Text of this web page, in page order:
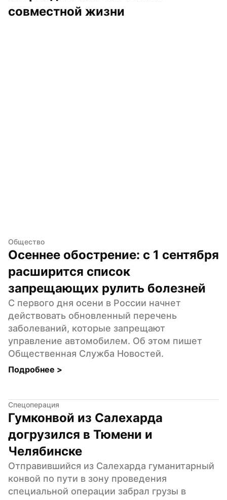
совместной жизни
Общество
Осеннее обострение: с 1 сентября
расширится список
запрещающих рулить болезней
С первого дня осени в России начнет
действовать обновленный перечень
заболеваний, которые запрещают
управление автомобилем. Об этом пишет
Общественная Служба Новостей.
Подробнее >
Спецоперация
Гумконвой из Салехарда
догрузился в Тюмени и
Челябинске
Отправившийся из Салехарда гуманитарный
конвой по пути в зону проведения
специальной операции забрал грузы в